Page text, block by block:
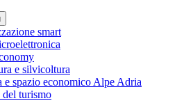
smart
e silvicoltura
e spazio economico Alpe Adria
del turismo